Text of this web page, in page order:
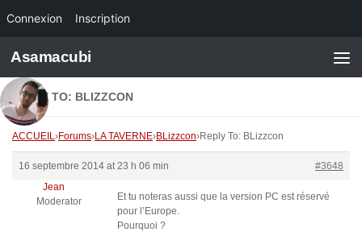
Connexion Inscription
Skip to content
Asamacubi
REPLY TO: BLIZZCON
ACCUEIL›Forums›LA TAVERNE›BLizzcon›Reply To: BLizzcon
16 septembre 2014 at 23 h 06 min
#3648
Jean
Moderator
Et tu noteras aussi que la version PC est réservé
pour l’Europe.
Pourquoi ?